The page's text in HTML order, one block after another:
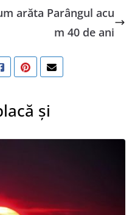
arăta Parângul acu
m 40 de ani
și